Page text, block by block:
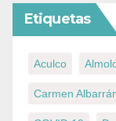
Etiquetas
Aculco
Carmen